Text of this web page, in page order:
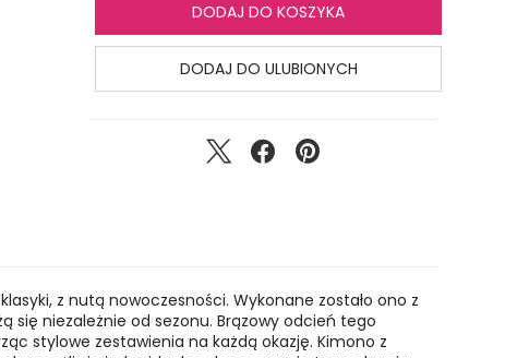
DODAJ DO KOSZYKA
DODAJ DO ULUBIONYCH
z nutą nowoczesności. Wykonane zostało ono z
się niezależnie od sezonu. Brązowy odcień tego
stylowe zestawienia na każdą okazję. Kimono z